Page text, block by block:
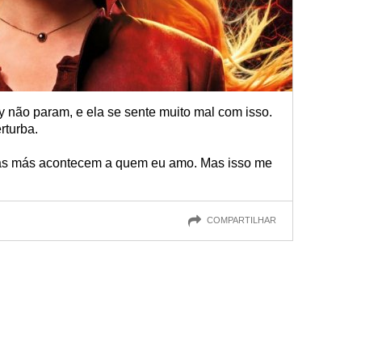
não param, e ela se sente muito mal com isso.
más acontecem a quem eu amo. Mas isso me
COMPARTILHAR